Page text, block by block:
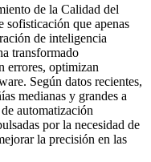
de la Calidad del
sofisticación que apenas
de inteligencia
transformado
errores, optimizan
Según datos recientes,
medianas y grandes a
automatización
por la necesidad de
la precisión en las